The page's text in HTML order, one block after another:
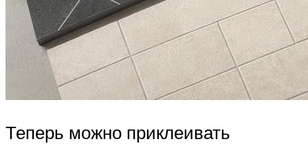
Теперь можно приклеивать